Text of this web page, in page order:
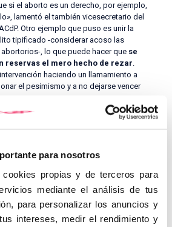
para nosotros
cookies propias y de terceros para
mediante el análisis de tus
para personalizar los anuncios y
intereses, medir el rendimiento y
si el aborto es un derecho, por ejemplo,
lamentó el también vicesecretario del
Otro ejemplo que puso es unir la
tipificado -considerar acoso las
, lo que puede hacer quese
reservas el mero hecho de rezar.
haciendo un llamamiento a
el pesimismo y a no dejarse vencer